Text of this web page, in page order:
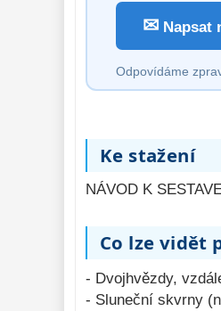
✉ Napsat
Odpovídáme
Ke stažení
NÁVOD K
Co lze vidět
- Dvojhvězdy,
- Sluneční skvrny